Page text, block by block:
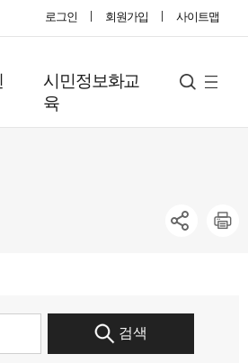
로그인 회원가입 사이트맵
시민정보화교
육
검
사
트
검색